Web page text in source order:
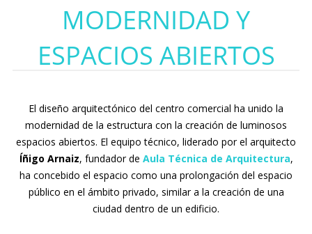
MODERNIDAD Y
ESPACIOS ABIERTOS
El diseño arquitectónico del centro comercial ha unido la
modernidad de la estructura con la creación de luminosos
espacios abiertos. El equipo técnico, liderado por el arquitecto
Íñigo Arnaiz, fundador de Aula Técnica de Arquitectura,
ha concebido el espacio como una prolongación del espacio
público en el ámbito privado, similar a la creación de una
ciudad dentro de un edificio.